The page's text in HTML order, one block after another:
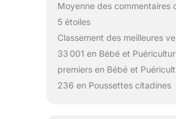
Moyenne des commentaires
5 étoiles
Classement des meilleures
33 001 en Bébé et
premiers en Bébé et
236 en Poussettes citadines